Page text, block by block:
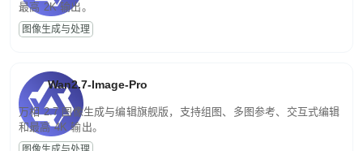
最高 2K 输出。
图像生成与处理
Wan2.7-Image-Pro
万相 2.7 图像生成与编辑旗舰版，支持组图、多图参考、交互式编辑
和最高 4K 输出。